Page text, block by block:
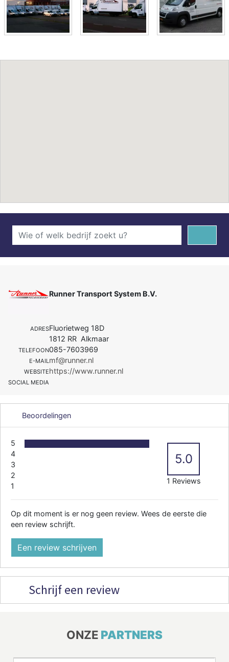
Runner Transport System B.V.
ADRESFluorietweg 18D
1812 RR Alkmaar
TELEFOON085-7603969
E-MAILmf@runner.nl
WEBSITEhttps://www.runner.nl
SOCIAL MEDIA
Beoordelingen
5
4
3
2
1
5.0
1 Reviews
Op dit moment is er nog geen review. Wees de eerste die
een review schrijft.
Een review schrijven
Schrijf een review
ONZE PARTNERS